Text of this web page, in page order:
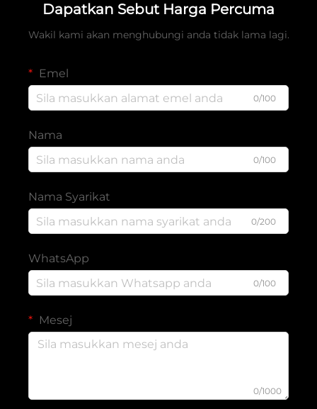
Dapatkan Sebut Harga Percuma
Wakil kami akan menghubungi anda tidak lama lagi.
Emel
0/100
Nama
0/100
Nama Syarikat
0/200
WhatsApp
0/100
Mesej
0/1000